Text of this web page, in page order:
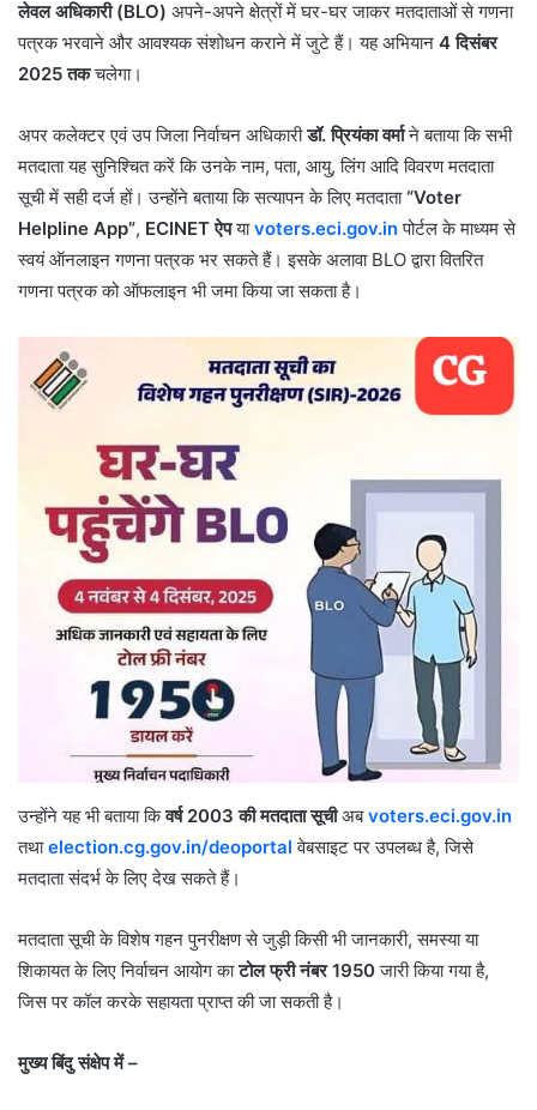
लेवल अधिकारी (BLO) अपने-अपने क्षेत्रों में घर-घर जाकर मतदाताओं से गणना
पत्रक भरवाने और आवश्यक संशोधन कराने में जुटे हैं। यह अभियान 4 दिसंबर
2025 तकचलेगा।
अपर कलेक्टर एवं उप जिला निर्वाचन अधिकारीडॉ. प्रियंका वर्माने बताया कि सभी
मतदाता यह सुनिश्चित करें कि उनके नाम, पता, आयु, लिंग आदि विवरण मतदाता
सूची में सही दर्ज हों। उन्होंने बताया कि सत्यापन के लिए मतदाता“Voter
Helpline App”, ECINET ऐपयाvoters.eci.gov.inपोर्टल के माध्यम से
स्वयं ऑनलाइन गणना पत्रक भर सकते हैं। इसके अलावा BLO द्वारा वितरित
गणना पत्रक को ऑफलाइन भी जमा किया जा सकता है।
उन्होंने यह भी बताया किवर्ष 2003 की मतदाता सूचीअबvoters.eci.gov.in
तथाelection.cg.gov.in/deoportal वेबसाइट पर उपलब्ध है, जिसे
मतदाता संदर्भ के लिए देख सकते हैं।
मतदाता सूची के विशेष गहन पुनरीक्षण से जुड़ी किसी भी जानकारी, समस्या या
शिकायत के लिए निर्वाचन आयोग काटोल फ्री नंबर 1950जारी किया गया है,
जिस पर कॉल करके सहायता प्राप्त की जा सकती है।
मुख्य बिंदु संक्षेप में –